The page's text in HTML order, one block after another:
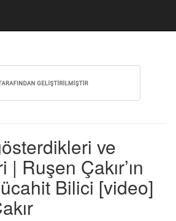
ve
Ruşen Çakır’ın
Bilici [video]